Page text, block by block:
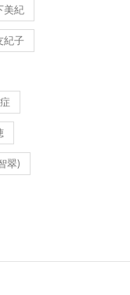
美紀
紀子
翠)